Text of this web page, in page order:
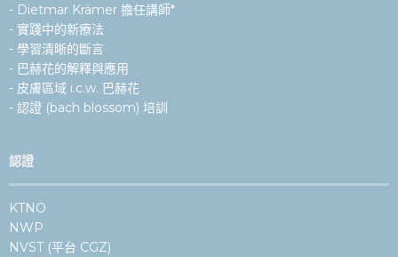
auteur
van
Het
emotionele
DNA〉
中
- Dietmar Krämer 擔任講師*
- 實踐中的新療法
- 學習清晰的斷言
- 巴赫花的解釋與應用
- 皮膚區域 i.c.w. 巴赫花
- 認證 (bach blossom) 培訓
認證
KTNO
NWP
NVST (平台 CGZ)